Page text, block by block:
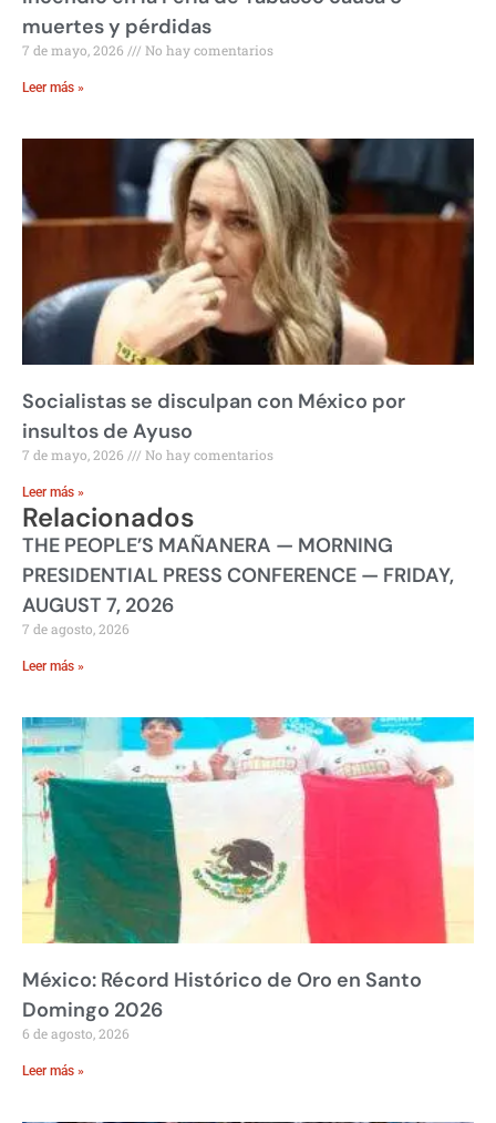
muertes y pérdidas
7 de mayo, 2026 No hay comentarios
Leer más »
Socialistas se disculpan con México por
insultos de Ayuso
7 de mayo, 2026 No hay comentarios
Leer más »
Relacionados
THE PEOPLE’S MAÑANERA — MORNING
PRESIDENTIAL PRESS CONFERENCE — FRIDAY,
AUGUST 7, 2026
7 de agosto, 2026
Leer más »
México: Récord Histórico de Oro en Santo
Domingo 2026
6 de agosto, 2026
Leer más »